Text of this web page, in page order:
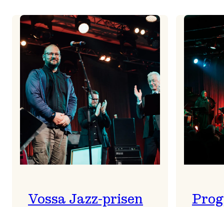
Jazz
utan
Badnajazz!
Vossa Jazz-prisen